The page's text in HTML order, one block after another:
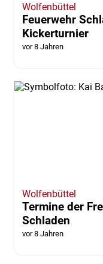
Wolfenbüttel
Feuerwehr
Kickerturnier
vor 8 Jahren
Wolfenbüttel
Termine der
Schladen
vor 8 Jahren